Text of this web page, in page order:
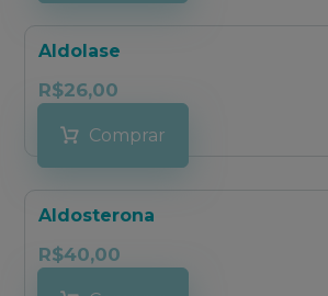
Aldolase
R$26,00
Comprar
Aldosterona
R$40,00